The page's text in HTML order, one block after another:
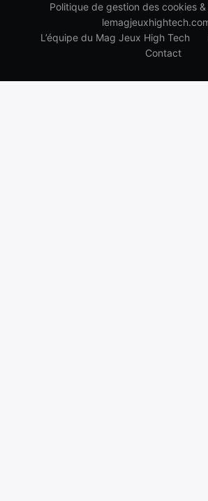
Politique de gestion des cookies
L’équipe du Mag Jeux High Tech
Contact